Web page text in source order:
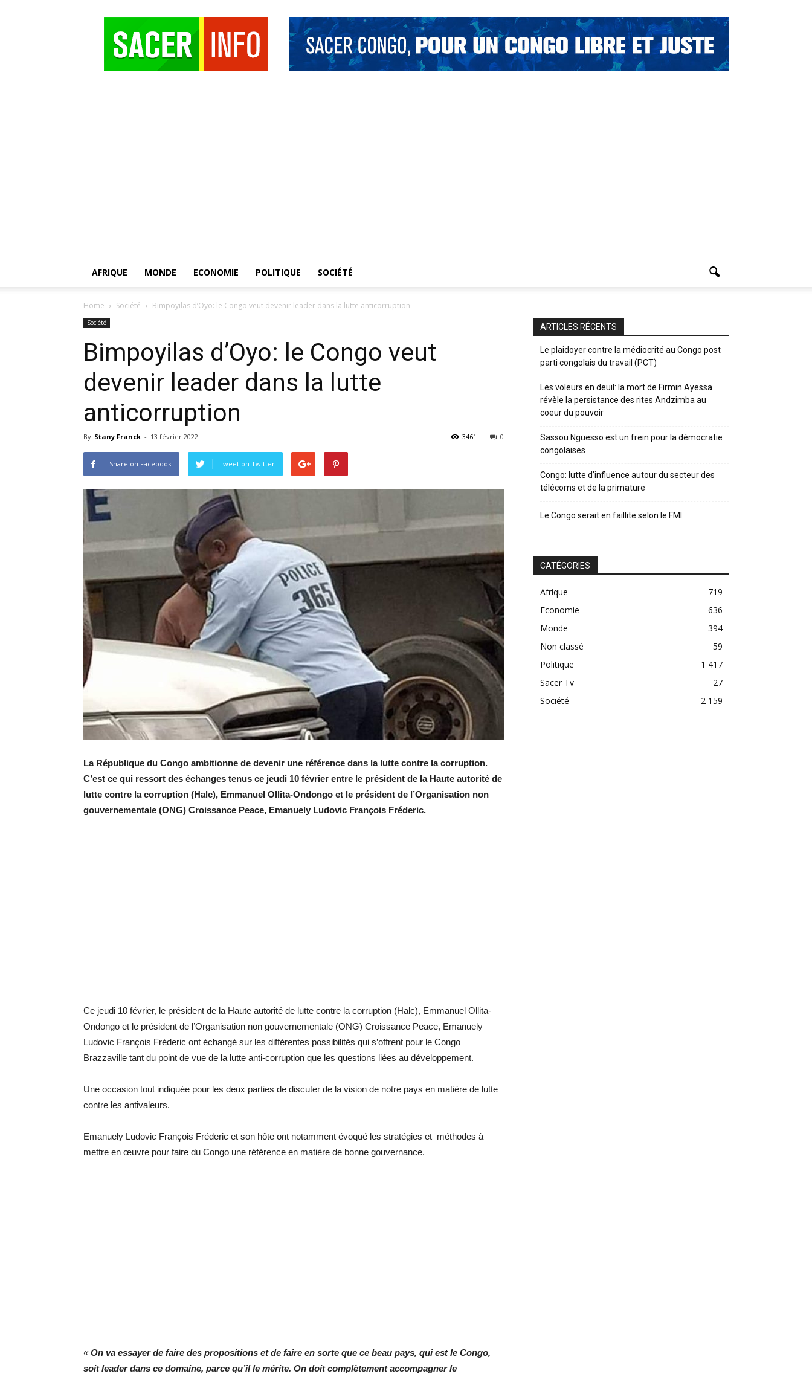
AFRIQUE MONDE ECONOMIE POLITIQUE SOCIÉTÉ
Home Société Bimpoyilas d’Oyo: le Congo veut devenir leader dans la lutte anticorruption
Société
Bimpoyilas d’Oyo: le Congo veut
devenir leader dans la lutte
anticorruption
By Stany Franck - 13 février 2022 0
3461
Share on Facebook Tweet on Twitter
La République du Congo ambitionne de devenir une référence dans la lutte contre la corruption.
C’est ce qui ressort des échanges tenus ce jeudi 10 février entre le président de la Haute autorité de
lutte contre la corruption (Halc), Emmanuel Ollita-Ondongo et le président de l’Organisation non
gouvernementale (ONG) Croissance Peace, Emanuely Ludovic François Fréderic.
Ce jeudi 10 février, le président de la Haute autorité de lutte contre la corruption (Halc), Emmanuel Ollita-
Ondongo et le président de l’Organisation non gouvernementale (ONG) Croissance Peace, Emanuely
Ludovic François Fréderic ont échangé sur les différentes possibilités qui s’offrent pour le Congo
Brazzaville tant du point de vue de la lutte anti-corruption que les questions liées au développement.
Une occasion tout indiquée pour les deux parties de discuter de la vision de notre pays en matière de lutte
contre les antivaleurs.
Emanuely Ludovic François Fréderic et son hôte ont notamment évoqué les stratégies et méthodes à
mettre en œuvre pour faire du Congo une référence en matière de bonne gouvernance.
«On va essayer de faire des propositions et de faire en sorte que ce beau pays, qui est le Congo,
soit leader dans ce domaine, parce qu’il le mérite. On doit complètement accompagner le
ARTICLES RÉCENTS
Le plaidoyer contre la médiocrité au Congo post
parti congolais du travail (PCT)
Les voleurs en deuil: la mort de Firmin Ayessa
révèle la persistance des rites Andzimba au
coeur du pouvoir
Sassou Nguesso est un frein pour la démocratie
congolaises
Congo: lutte d’influence autour du secteur des
télécoms et de la primature
Le Congo serait en faillite selon le FMI
CATÉGORIES
Afrique
719
Economie
636
Monde
394
Non classé
59
Politique
1 417
Sacer Tv
27
Société
2 159